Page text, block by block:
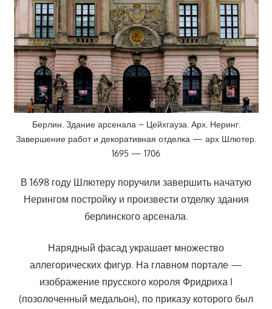
Берлин. Здание арсенала – Цейхгауза. Арх. Неринг.
Завершение работ и декоративная отделка — арх Шлютер.
1695 — 1706
В 1698 году Шлютеру поручили завершить начатую
Нерингом постройку и произвести отделку здания
берлинского арсенала.
Нарядный фасад украшает множество
аллегорических фигур. На главном портале —
изображение прусского короля Фридриха I
(позолоченный медальон), по приказу которого был